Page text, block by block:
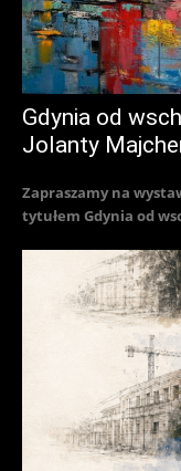
Gdynia od
Jolanty
Zapraszamy na
tytułem Gdynia od